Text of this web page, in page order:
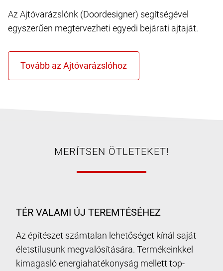
Az Ajtóvarázslónk (Doordesigner) segítségével
egyszerűen megtervezheti egyedi bejárati ajtaját.
MERÍTSEN ÖTLETEKET!
TÉR VALAMI ÚJ TEREMTÉSÉHEZ
Az építészet számtalan lehetőséget kínál saját
életstílusunk megvalósítására. Termékeinkkel
kimagasló energiahatékonyság mellett top-